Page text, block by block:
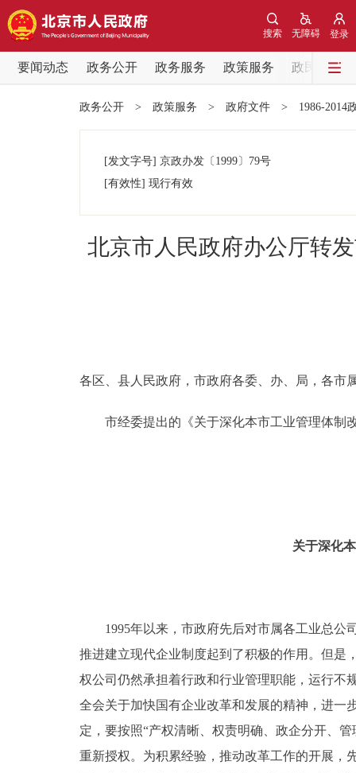
登录
无障碍
搜索
要闻动态 政务公开 政务服务 政策服务
政民互动
党中央精神
12345网上接诉即办
参与调查
政务公开 > 政策服务 > 政府文件 > 1986-2014
[发文字号] 京政办发 〔1999〕 79号
[有效性] 现行有效
北京市人民政府办公厅转
各区、县人民政府，市政府各委、办、局，各市
市经委提出的《关于深化本市工业管理体制改
关于深化
1995年以来，市政府先后对市属各工业总公
推进建立现代企业制度起到了积极的作用。但是
权公司仍然承担着行政和行业管理职能，运行不
全会关于加快国有企业改革和发展的精神，进一
定，要按照“产权清晰、权责明确、政企分开、
重新授权。为积累经验，推动改革工作的开展，